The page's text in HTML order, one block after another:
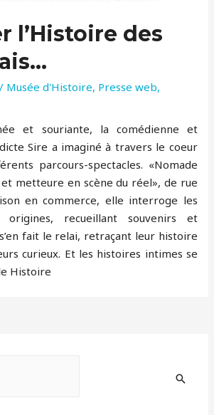
l’Histoire des
/ Musée d'Histoire, Presse web,
et souriante, la comédienne et
Sire a imaginé à travers le coeur
parcours-spectacles. «Nomade
metteure en scène du réel», de rue
en commerce, elle interroge les
recueillant souvenirs et
fait le relai, retraçant leur histoire
curieux. Et les histoires intimes se
Histoire